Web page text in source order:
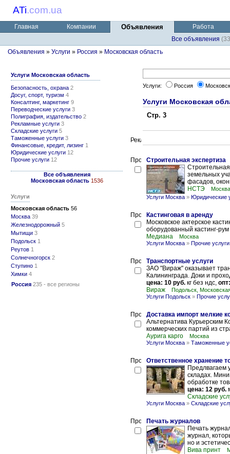
ATi.com.ua
Главная Компании Объявления
Работа
Все объявления
Объявления » Услуги » Россия » Московская область
Услуги Московская область
Безопасность, охрана 2
Досуг, спорт, туризм 4
Консалтинг, маркетинг 9
Переводческие услуги 3
Полиграфия, издательство 2
Рекламные услуги 3
Складские услуги 5
Таможенные услуги 3
Финансовые, кредит, лизинг 1
Юридические услуги 12
Прочие услуги 12
Все объявления
Московская область 1536
Услуги
Московская область 56
Москва 39
Железнодорожный 5
Мытищи 3
Подольск 1
Реутов 1
Солнечногорск 2
Ступино 1
Химки 4
Россия 235 - все регионы
Услуги: Россия
Услуги Московская
Стр. 3
Строительная экспертиза
земельных
фасадов,
НСТЭ
Москва
Услуги Москва » Юридические
Кастинговая в аренду
Московское актерское
оборудованный кастинг-
Медиана
Москва
Услуги Москва » Прочие услуги
Транспортные услуги
ЗАО "Вираж" оказывает
Калининграда. Доки и
цена: 10 руб. кг без ндс,
Вираж
Подольск,
Услуги Подольск » Прочие
Доставка импорт мелкие
Альтернатива Курьерским
коммерческих партий из
Аурига карго
Москва
Услуги Москва » Таможенные
Ответственное хранение
Предлвагаем
складах.
обработке
цена: 12 руб.
Складские
Услуги Москва » Складские
Печать журналов
Печать
журнал,
но и
Вива принт